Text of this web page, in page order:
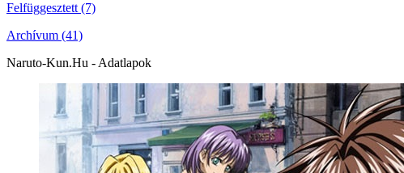
Felfüggesztett (7)
Archívum (41)
Naruto-Kun.Hu - Adatlapok